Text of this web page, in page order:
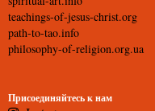
teachings-of-jesus-christ.org
path-to-tao.info
philosophy-of-religion.org.ua
Присоединяйтесь к нам